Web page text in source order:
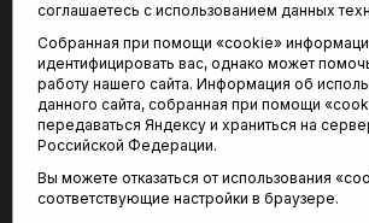
Отдел продаж:
(3452) 68-89-78
kotovaev@sibinformburo.ru
соглашаетесь с использованием данных
Собранная при помощи «cookie»
идентифицировать вас, однако может
работу нашего сайта. Информация об
данного сайта, собранная при помощи
передаваться Яндексу и храниться на
Российской Федерации.
Вы можете отказаться от использования
соответствующие настройки в браузере.